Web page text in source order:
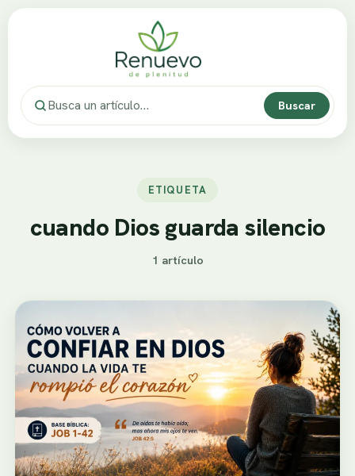
Buscar
ETIQUETA
cuando Dios guarda silencio
1 artículo